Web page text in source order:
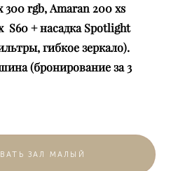
rgb, Amaran 200 xs
+ насадка Spotlight
гибкое зеркало).
(бронирование за 3
ЗАЛ МАЛЫЙ